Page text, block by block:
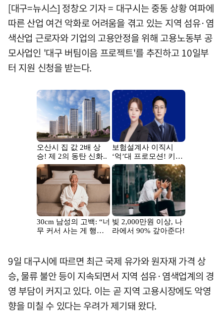
[대구=뉴시스] 정창오 기자 = 대구시는 중동 상황 여파에
따른 산업 여건 악화로 어려움을 겪고 있는 지역 섬유·염
색산업 근로자와 기업의 고용안정을 위해 고용노동부 공
모사업인 '대구 버팀이음 프로젝트'를 추진하고 10일부
터 지원 신청을 받는다.
9일 대구시에 따르면 최근 국제 유가와 원자재 가격 상
승, 물류 불안 등이 지속되면서 지역 섬유·염색업계의 경
영 부담이 커지고 있다. 이는 곧 지역 고용시장에도 악영
향을 미칠 수 있다는 우려가 제기돼 왔다.